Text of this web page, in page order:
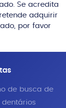
Se acredita
adquirir
por favor
de busca de